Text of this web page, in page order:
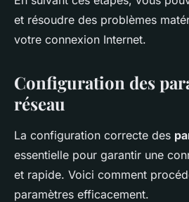
et résoudre des problèmes
votre connexion Internet.
Configuration des
réseau
La configuration correcte des
essentielle pour garantir une
et rapide. Voici comment
paramètres efficacement.